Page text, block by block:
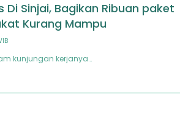
Di Sinjai, Bagikan Ribuan paket
Kurang Mampu
kunjungan kerjanya…